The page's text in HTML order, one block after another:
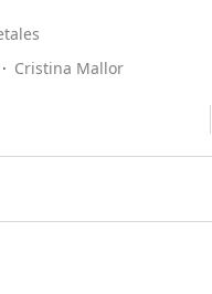
Cristina Mallor